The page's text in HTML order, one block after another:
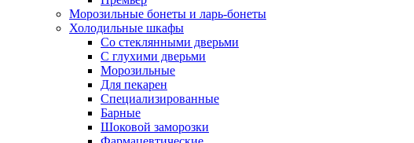
Морозильные бонеты и ларь-бонеты
Холодильные шкафы
Со стеклянными дверьми
С глухими дверьми
Морозильные
Для пекарен
Специализированные
Барные
Шоковой заморозки